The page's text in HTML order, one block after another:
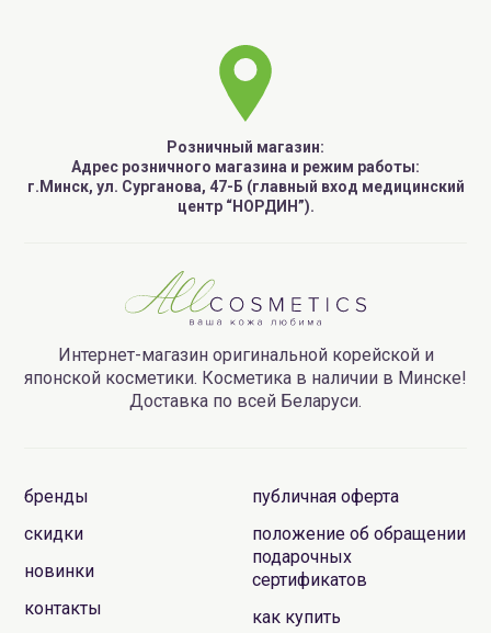
Розничный магазин:
Адрес розничного магазина и режим работы:
г.Минск, ул. Сурганова, 47-Б (главный вход медицинский
центр “НОРДИН”).
Интернет-магазин оригинальной корейской и
японской косметики. Косметика в наличии в Минске!
Доставка по всей Беларуси.
бренды
скидки
новинки
контакты
публичная оферта
положение об обращении
подарочных
сертификатов
как купить